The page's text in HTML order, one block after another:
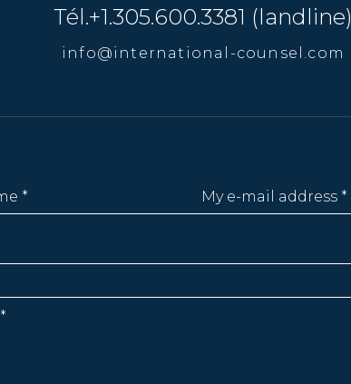
Tél.+1.305.600.3381 (landline)
info@international-counsel.com